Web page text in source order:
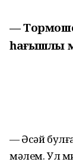
—
һағышлы
— Әсәй
мәлем. Ул